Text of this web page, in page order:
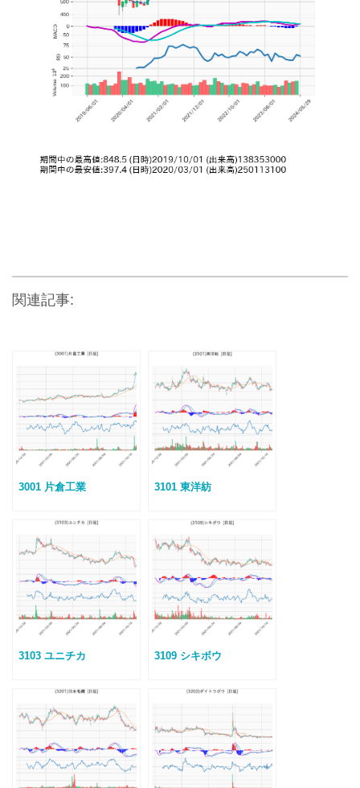
関連記事:
3001 片倉工業 3101 東洋紡
3103 ユニチカ 3109 シキボウ